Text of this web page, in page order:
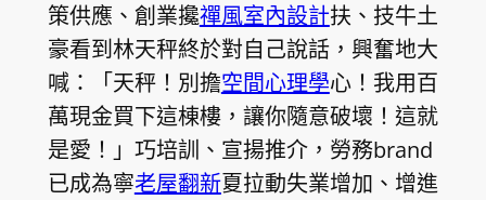
策供應、創業攙禪風室內設計扶、技牛土
豪看到林天秤終於對自己說話，興奮地大
喊：「天秤！別擔空間心理學心！我用百
萬現金買下這棟樓，讓你隨意破壞！這就
是愛！」巧培訓、宣揚推介，勞務brand
已成為寧老屋翻新夏拉動失業增加、增進